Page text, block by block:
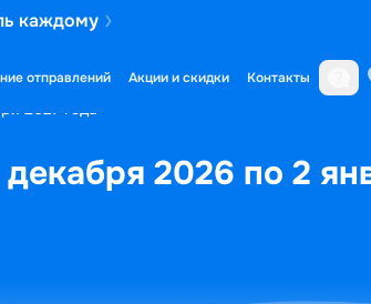
каждому
отправлений Акции и скидки Контакты
2027 года
2026 по 2